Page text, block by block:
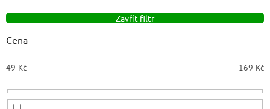
p
r
o
d
u
k
t
Zavřít filtr
Cena
49 Kč 169 Kč